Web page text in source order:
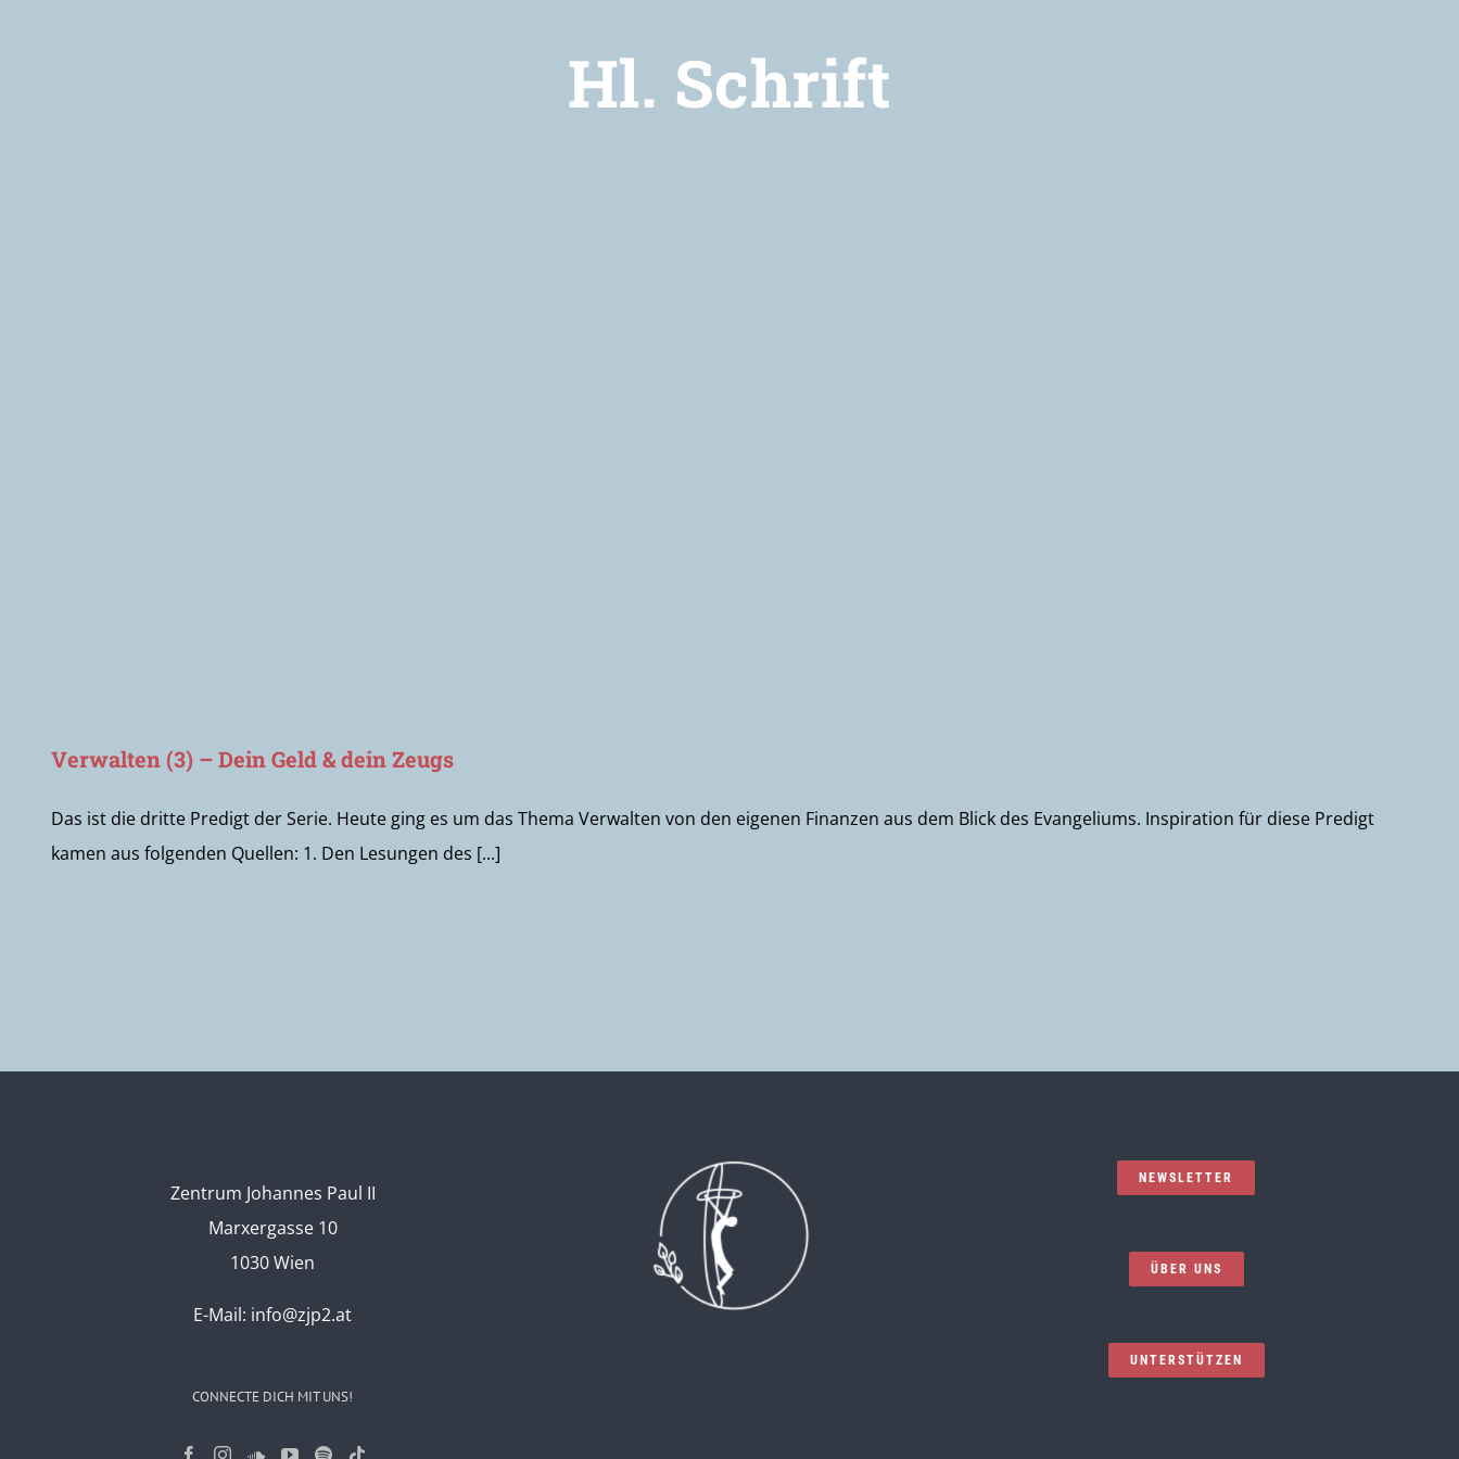
Hl. Schrift
Verwalten (3) – Dein Geld & dein Zeugs
Das ist die dritte Predigt der Serie. Heute ging es um das Thema Verwalten von den eigenen Finanzen aus dem Blick des Evangeliums. Inspiration für diese Predigt
kamen aus folgenden Quellen: 1. Den Lesungen des [...]
Zentrum Johannes Paul II
Marxergasse 10
1030 Wien
E-Mail: info@zjp2.at
CONNECTE DICH MIT UNS!
NEWSLETTER
ÜBER UNS
UNTERSTÜTZEN